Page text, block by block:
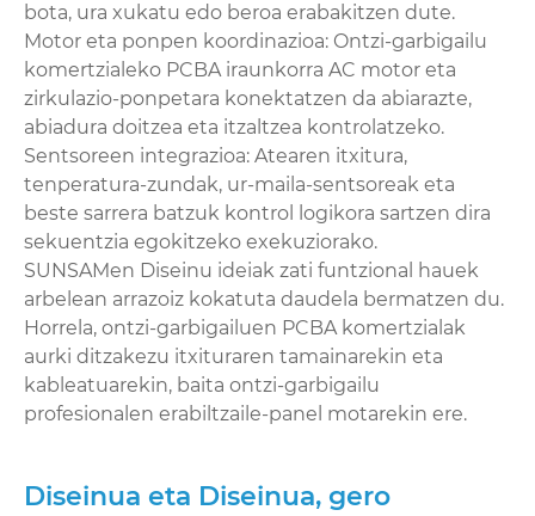
bota, ura xukatu edo beroa erabakitzen dute.
Motor eta ponpen koordinazioa: Ontzi-garbigailu
komertzialeko PCBA iraunkorra AC motor eta
zirkulazio-ponpetara konektatzen da abiarazte,
abiadura doitzea eta itzaltzea kontrolatzeko.
Sentsoreen integrazioa: Atearen itxitura,
tenperatura-zundak, ur-maila-sentsoreak eta
beste sarrera batzuk kontrol logikora sartzen dira
sekuentzia egokitzeko exekuziorako.
SUNSAMen Diseinu ideiak zati funtzional hauek
arbelean arrazoiz kokatuta daudela bermatzen du.
Horrela, ontzi-garbigailuen PCBA komertzialak
aurki ditzakezu itxituraren tamainarekin eta
kableatuarekin, baita ontzi-garbigailu
profesionalen erabiltzaile-panel motarekin ere.
Diseinua eta Diseinua, gero